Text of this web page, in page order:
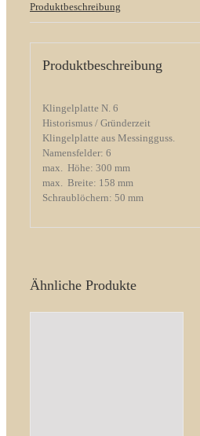
Produktbeschreibung
Produktbeschreibung
Klingelplatte N. 6
Historismus / Gründerzeit
Klingelplatte aus Messingguss.
Namensfelder: 6
max. Höhe: 300 mm
max. Breite: 158 mm
Schraublöchern: 50 mm
Ähnliche Produkte